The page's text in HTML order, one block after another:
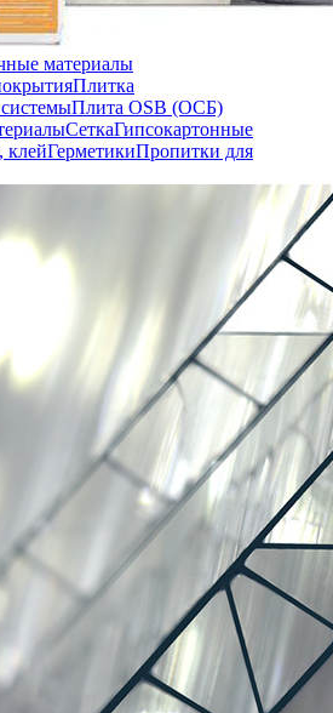
материалы
Плитка
Плита OSB (ОСБ)
СеткаГипсокартонные
клейГерметикиПропитки для